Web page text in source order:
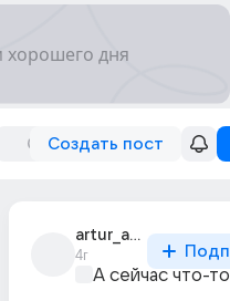
Создать пост
artur_artur_6832
4г
А сейчас что-